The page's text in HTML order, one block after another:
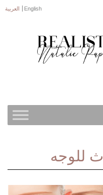
English العربية
للوجه